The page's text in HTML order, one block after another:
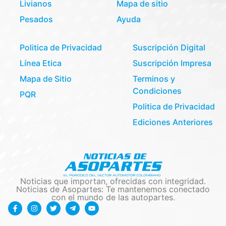
Livianos
Pesados
Mapa de sitio
Ayuda
Politica de Privacidad
Línea Etica
Mapa de Sitio
PQR
Suscripción Digital
Suscripción Impresa
Terminos y
Condiciones
Politica de Privacidad
Ediciones Anteriores
Noticias que importan, ofrecidas con integridad.
Noticias de Asopartes: Te mantenemos conectado
con el mundo de las autopartes.